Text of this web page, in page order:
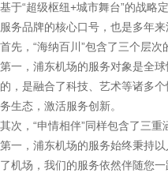
基于“超级枢纽+城市舞台”的战略
服务品牌的核心口号，也是多年
首先，“海纳百川”包含了三个层次
第一，浦东机场的服务对象是全
的，是融合了科技、艺术等诸多
务生态，激活服务创新。
其次，“申情相伴”同样包含了三重
第一，浦东机场的服务始终秉持
了机场，我们的服务依然伴随您